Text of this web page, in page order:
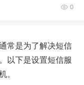
0
常是为了解决短信
以下是设置短信服
。